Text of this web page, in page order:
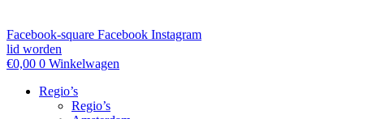
Facebook-square Facebook Instagram
lid worden
€0,00 0 Winkelwagen
Regio’s
Regio’s